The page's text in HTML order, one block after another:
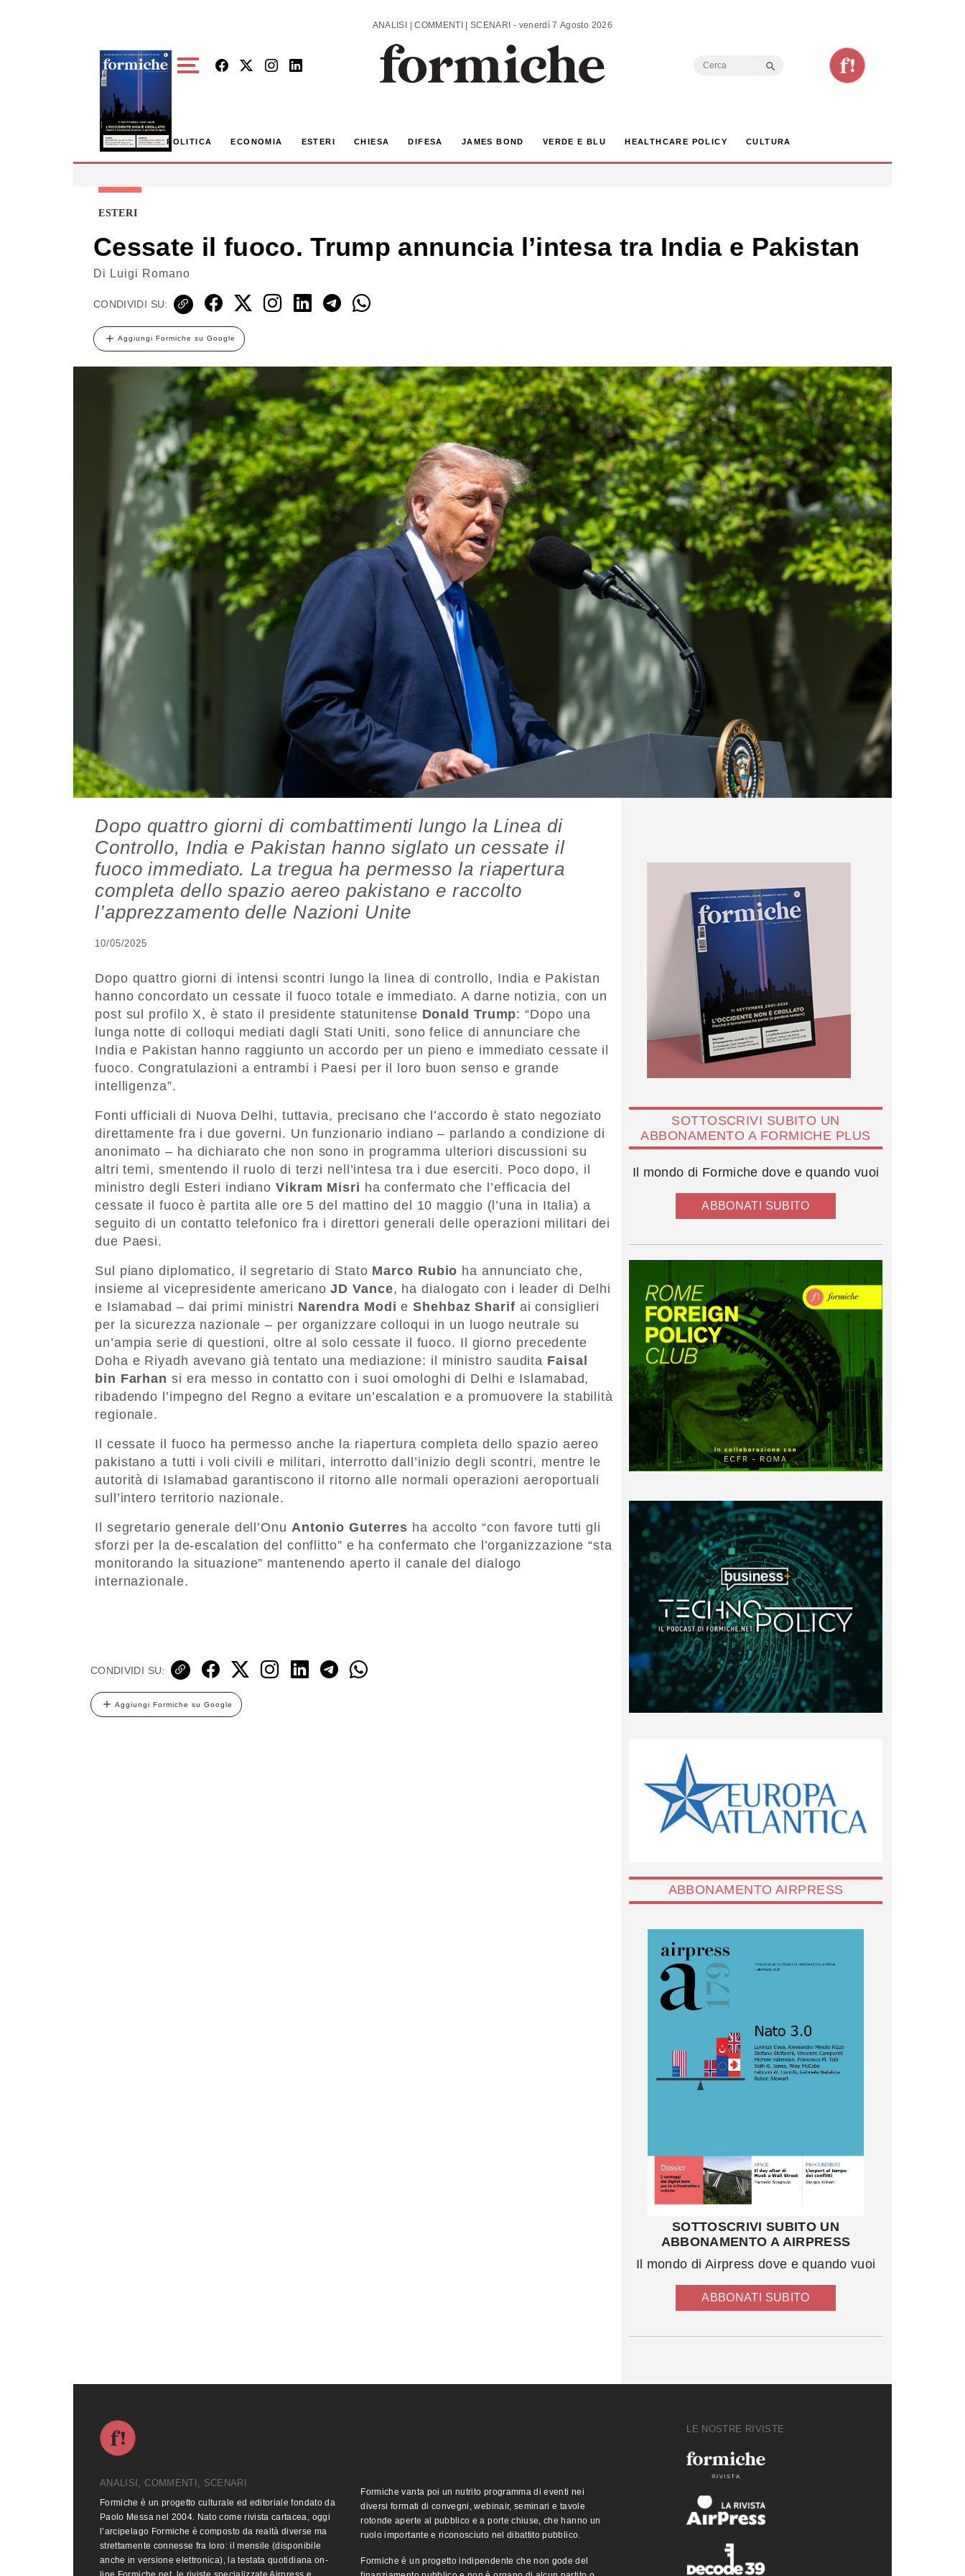
ANALISI | COMMENTI | SCENARI - venerdì 7 Agosto 2026
Search
POLITICA ECONOMIA ESTERI CHIESA DIFESA JAMES BOND VERDE E BLU HEALTHCARE POLICY CULTURA
ESTERI
Cessate il fuoco. Trump annuncia l’intesa tra India e Pakistan
Di Luigi Romano
CONDIVIDI SU:
Aggiungi Formiche su Google
Dopo quattro giorni di combattimenti lungo la Linea di
Controllo, India e Pakistan hanno siglato un cessate il
fuoco immediato. La tregua ha permesso la riapertura
completa dello spazio aereo pakistano e raccolto
l’apprezzamento delle Nazioni Unite
10/05/2025
Dopo quattro giorni di intensi scontri lungo la linea di controllo, India e Pakistan
hanno concordato un cessate il fuoco totale e immediato. A darne notizia, con un
post sul profilo X, è stato il presidente statunitense Donald Trump: “Dopo una
lunga notte di colloqui mediati dagli Stati Uniti, sono felice di annunciare che
India e Pakistan hanno raggiunto un accordo per un pieno e immediato cessate il
fuoco. Congratulazioni a entrambi i Paesi per il loro buon senso e grande
intelligenza”.
Fonti ufficiali di Nuova Delhi, tuttavia, precisano che l’accordo è stato negoziato
direttamente fra i due governi. Un funzionario indiano – parlando a condizione di
anonimato – ha dichiarato che non sono in programma ulteriori discussioni su
altri temi, smentendo il ruolo di terzi nell’intesa tra i due eserciti. Poco dopo, il
ministro degli Esteri indiano Vikram Misri ha confermato che l’efficacia del
cessate il fuoco è partita alle ore 5 del mattino del 10 maggio (l’una in Italia) a
seguito di un contatto telefonico fra i direttori generali delle operazioni militari dei
due Paesi.
Sul piano diplomatico, il segretario di Stato Marco Rubio ha annunciato che,
insieme al vicepresidente americanoJD Vance, ha dialogato con i leader di Delhi
e Islamabad – dai primi ministri Narendra Modi eShehbaz Sharif ai consiglieri
per la sicurezza nazionale – per organizzare colloqui in un luogo neutrale su
un’ampia serie di questioni, oltre al solo cessate il fuoco. Il giorno precedente
Doha e Riyadh avevano già tentato una mediazione: il ministro saudita Faisal
bin Farhan si era messo in contatto con i suoi omologhi di Delhi e Islamabad,
ribadendo l’impegno del Regno a evitare un’escalation e a promuovere la stabilità
regionale.
Il cessate il fuoco ha permesso anche la riapertura completa dello spazio aereo
pakistano a tutti i voli civili e militari, interrotto dall’inizio degli scontri, mentre le
autorità di Islamabad garantiscono il ritorno alle normali operazioni aeroportuali
sull’intero territorio nazionale.
Il segretario generale dell’Onu Antonio Guterres ha accolto “con favore tutti gli
sforzi per la de-escalation del conflitto” e ha confermato che l’organizzazione “sta
monitorando la situazione” mantenendo aperto il canale del dialogo
internazionale.
CONDIVIDI SU:
Aggiungi Formiche su Google
SOTTOSCRIVI SUBITO UN
ABBONAMENTO A FORMICHE PLUS
Il mondo di Formiche dove e quando vuoi
ABBONATI SUBITO
ABBONAMENTO AIRPRESS
SOTTOSCRIVI SUBITO UN
ABBONAMENTO A AIRPRESS
Il mondo di Airpress dove e quando vuoi
ABBONATI SUBITO
ANALISI, COMMENTI, SCENARI
Formiche è un progetto culturale ed editoriale fondato da
Paolo Messa nel 2004. Nato come rivista cartacea, oggi
l’arcipelago Formiche è composto da realtà diverse ma
strettamente connesse fra loro: il mensile (disponibile
anche in versione elettronica), la testata quotidiana on-
Formiche vanta poi un nutrito programma di eventi nei
diversi formati di convegni, webinair, seminari e tavole
rotonde aperte al pubblico e a porte chiuse, che hanno un
ruolo importante e riconosciuto nel dibattito pubblico.
Formiche è un progetto indipendente che non gode del
LE NOSTRE RIVISTE